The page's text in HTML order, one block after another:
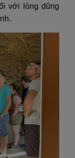
với lòng dũng